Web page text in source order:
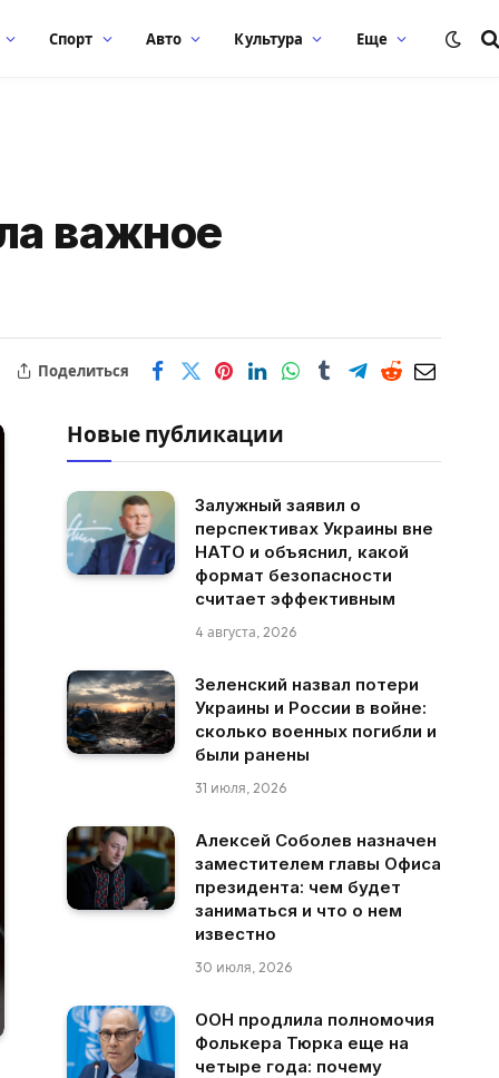
Спорт Авто Культура Еще
важное
Поделиться
Новые публикации
Залужный заявил о
перспективах Украины вне
НАТО и объяснил, какой
формат безопасности
считает эффективным
4 августа, 2026
Зеленский назвал потери
Украины и России в войне:
сколько военных погибли и
были ранены
31 июля, 2026
Алексей Соболев назначен
заместителем главы Офиса
президента: чем будет
заниматься и что о нем
известно
30 июля, 2026
ООН продлила полномочия
Фолькера Тюрка еще на
четыре года: почему